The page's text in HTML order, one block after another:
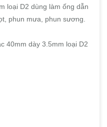
loại D2 dùng làm ống dẫn
phun mưa, phun sương.
40mm dày 3.5mm loại D2